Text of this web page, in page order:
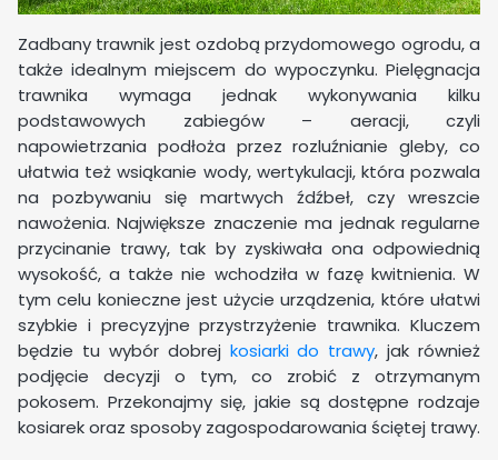
Zadbany trawnik jest ozdobą przydomowego ogrodu, a
także idealnym miejscem do wypoczynku. Pielęgnacja
trawnika wymaga jednak wykonywania kilku
podstawowych zabiegów – aeracji, czyli
napowietrzania podłoża przez rozluźnianie gleby, co
ułatwia też wsiąkanie wody, wertykulacji, która pozwala
na pozbywaniu się martwych źdźbeł, czy wreszcie
nawożenia. Największe znaczenie ma jednak regularne
przycinanie trawy, tak by zyskiwała ona odpowiednią
wysokość, a także nie wchodziła w fazę kwitnienia. W
tym celu konieczne jest użycie urządzenia, które ułatwi
szybkie i precyzyjne przystrzyżenie trawnika. Kluczem
będzie tu wybór dobrej kosiarki do trawy, jak również
podjęcie decyzji o tym, co zrobić z otrzymanym
pokosem. Przekonajmy się, jakie są dostępne rodzaje
kosiarek oraz sposoby zagospodarowania ściętej trawy.